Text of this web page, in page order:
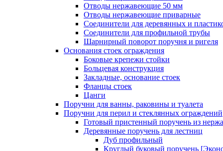
Отводы нержавеющие 50 мм
Отводы нержавеющие приварные
Соединители для деревянных и
Соединители для профильной трубы
Шарнирный поворот поручня и ригеля
Основания стоек ограждения
Боковые крепежи стойки
Больцевая конструкция
Закладные, основание стоек
Фланцы стоек
Цанги
Поручни для ванны, раковины и туалета
Поручни для перил и стеклянных ограждений
Готовый пристенный поручень из
Деревянные поручень для лестниц
Дуб профильный
Круглый буковый поручень